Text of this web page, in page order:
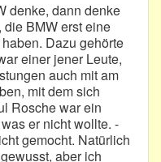
denke, dann denke
BMW erst eine
Dazu gehörte
einer jener Leute,
auch mit am
mit dem sich
Rosche war ein
er nicht wollte. -
gemocht. Natürlich
aber ich